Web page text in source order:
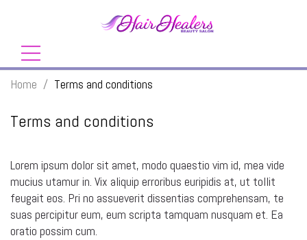
Terms and conditions
Home / Terms and conditions
Lorem ipsum dolor sit amet, modo quaestio vim id, mea vide
mucius utamur in. Vix aliquip erroribus euripidis at, ut tollit
feugait eos. Pri no assueverit dissentias comprehensam, te
suas percipitur eum, eum scripta tamquam nusquam et. Ea
oratio possim cum.